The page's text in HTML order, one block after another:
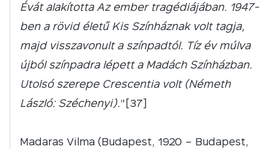
Évát alakította Az ember tragédiájában. 1947-
ben a rövid életű Kis Színháznak volt tagja,
majd visszavonult a színpadtól. Tíz év múlva
újból színpadra lépett a Madách Színházban.
Utolsó szerepe Crescentia volt (Németh
László: Széchenyi).”[37]
Madaras Vilma (Budapest, 1920 – Budapest,